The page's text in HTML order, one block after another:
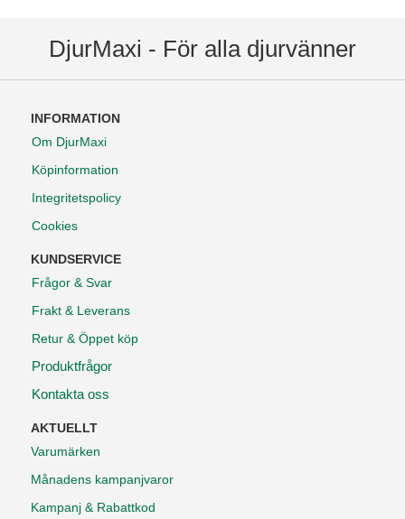
DjurMaxi - För alla djurvänner
INFORMATION
Om DjurMaxi
Köpinformation
Integritetspolicy
Cookies
KUNDSERVICE
Frågor & Svar
Frakt & Leverans
Retur & Öppet köp
Produktfrågor
Kontakta oss
AKTUELLT
Varumärken
Månadens kampanjvaror
Kampanj & Rabattkod